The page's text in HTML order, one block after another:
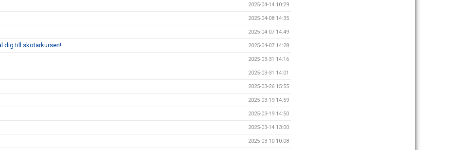
2025-04-14 10:29
2025-04-08 14:35
2025-04-07 14:49
dig till skötarkursen! 2025-04-07 14:28
2025-03-31 14:16
2025-03-31 14:01
2025-03-26 15:55
2025-03-19 14:59
2025-03-19 14:50
2025-03-14 13:00
2025-03-10 10:08